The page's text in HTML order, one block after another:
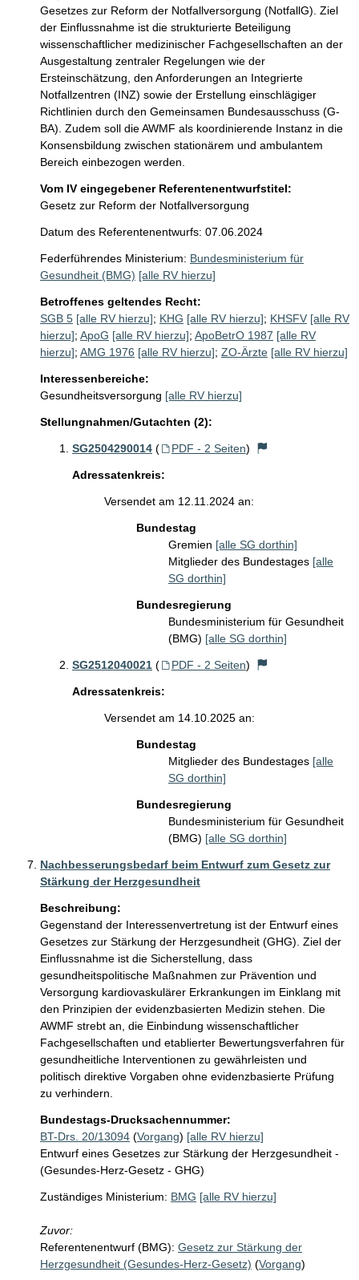
Gesetzes zur Reform der Notfallversorgung (NotfallG). Ziel
der Einflussnahme ist die strukturierte Beteiligung
wissenschaftlicher medizinischer Fachgesellschaften an der
Ausgestaltung zentraler Regelungen wie der
Ersteinschätzung, den Anforderungen an Integrierte
Notfallzentren (INZ) sowie der Erstellung einschlägiger
Richtlinien durch den Gemeinsamen Bundesausschuss (G-
BA). Zudem soll die AWMF als koordinierende Instanz in die
Konsensbildung zwischen stationärem und ambulantem
Bereich einbezogen werden.
Vom IV eingegebener Referentenentwurfstitel:
Gesetz zur Reform der Notfallversorgung
Datum des Referentenentwurfs: 07.06.2024
Federführendes Ministerium: Bundesministerium für
Gesundheit (BMG) [alle RV hierzu]
Betroffenes geltendes Recht:
SGB 5 [alle RV hierzu]; KHG [alle RV hierzu]; KHSFV [alle RV
hierzu]; ApoG [alle RV hierzu]; ApoBetrO 1987 [alle RV
hierzu]; AMG 1976 [alle RV hierzu]; ZO-Ärzte [alle RV hierzu]
Interessenbereiche:
Gesundheitsversorgung [alle RV hierzu]
Stellungnahmen/Gutachten (2):
SG2504290014 ( PDF - 2 Seiten)
Adressatenkreis:
Versendet am 12.11.2024 an:
Bundestag
Gremien [alle SG dorthin]
Mitglieder des Bundestages [alle
SG dorthin]
Bundesregierung
Bundesministerium für Gesundheit
(BMG) [alle SG dorthin]
SG2512040021 ( PDF - 2 Seiten)
Adressatenkreis:
Versendet am 14.10.2025 an:
Bundestag
Mitglieder des Bundestages [alle
SG dorthin]
Bundesregierung
Bundesministerium für Gesundheit
(BMG) [alle SG dorthin]
Nachbesserungsbedarf beim Entwurf zum Gesetz zur
Stärkung der Herzgesundheit
Beschreibung:
Gegenstand der Interessenvertretung ist der Entwurf eines
Gesetzes zur Stärkung der Herzgesundheit (GHG). Ziel der
Einflussnahme ist die Sicherstellung, dass
gesundheitspolitische Maßnahmen zur Prävention und
Versorgung kardiovaskulärer Erkrankungen im Einklang mit
den Prinzipien der evidenzbasierten Medizin stehen. Die
AWMF strebt an, die Einbindung wissenschaftlicher
Fachgesellschaften und etablierter Bewertungsverfahren für
gesundheitliche Interventionen zu gewährleisten und
politisch direktive Vorgaben ohne evidenzbasierte Prüfung
zu verhindern.
Bundestags-Drucksachennummer:
BT-Drs. 20/13094 (Vorgang) [alle RV hierzu]
Entwurf eines Gesetzes zur Stärkung der Herzgesundheit -
(Gesundes-Herz-Gesetz - GHG)
Zuständiges Ministerium: BMG [alle RV hierzu]
Zuvor:
Referentenentwurf (BMG): Gesetz zur Stärkung der
Herzgesundheit (Gesundes-Herz-Gesetz) (Vorgang)